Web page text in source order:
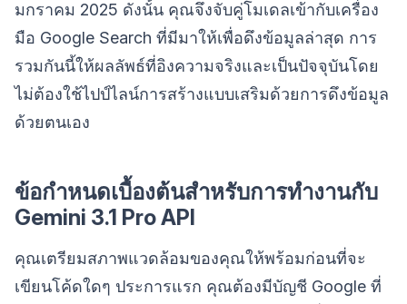
มกราคม 2025 ดังนั้น คุณจึงจับคู่โมเดลเข้ากับเครื่อง
มือ Google Search ที่มีมาให้เพื่อดึงข้อมูลล่าสุด การ
รวมกันนี้ให้ผลลัพธ์ที่อิงความจริงและเป็นปัจจุบันโดย
ไม่ต้องใช้ไปป์ไลน์การสร้างแบบเสริมด้วยการดึงข้อมูล
ด้วยตนเอง
ข้อกำหนดเบื้องต้นสำหรับการทำงานกับ
Gemini 3.1 Pro API
คุณเตรียมสภาพแวดล้อมของคุณให้พร้อมก่อนที่จะ
เขียนโค้ดใดๆ ประการแรก คุณต้องมีบัญชี Google ที่